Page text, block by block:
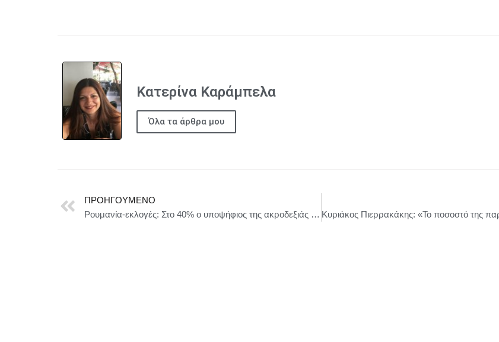
Κατερίνα Καράμπελα
Όλα τα άρθρα μου
ΠΡΟΗΓΟΎΜΕΝΟ
Ρουμανία-εκλογές: Στο 40% ο υποψήφιος της ακροδεξιάς Σιμιόν